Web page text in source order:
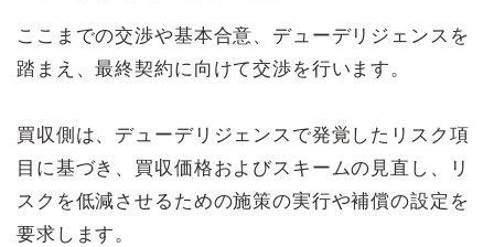
ここまでの交渉や基本合意、デューデリジェンスを
踏まえ、最終契約に向けて交渉を行います。
買収側は、デューデリジェンスで発覚したリスク項
目に基づき、買収価格およびスキームの見直し、リ
スクを低減させるための施策の実行や補償の設定を
要求します。